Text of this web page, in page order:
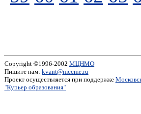
Copyright ©1996-2002 МЦНМО
Пишите нам: kvant@mccme.ru
Проект осуществляется при поддержке
"Курьер образования"